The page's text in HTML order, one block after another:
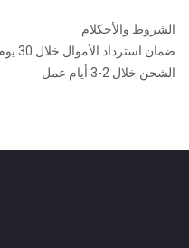
الشروط والأحكلام
ضمان استرداد الأموال خلال 30 يوم
الشحن خلال 2-3 أيام عمل